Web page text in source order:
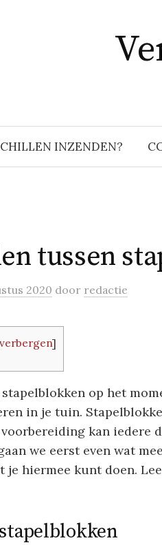
INZENDEN?
tussen
2020 door redactie
verbergen]
op het
in je tuin.
kan iedere
we eerst even wat
je hiermee kunt doen.